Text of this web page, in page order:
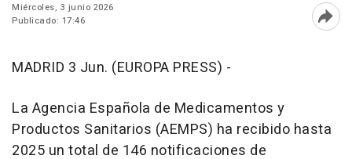
Miércoles, 3 junio 2026
Publicado: 17:46
MADRID 3 Jun. (EUROPA PRESS) -
La Agencia Española de Medicamentos y
Productos Sanitarios (AEMPS) ha recibido hasta
2025 un total de 146 notificaciones de